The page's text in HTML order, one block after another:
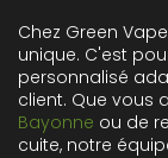
Chez Green
unique. C'est
personnalisé
client. Que vous
Bayonne ou de
cuite, notre